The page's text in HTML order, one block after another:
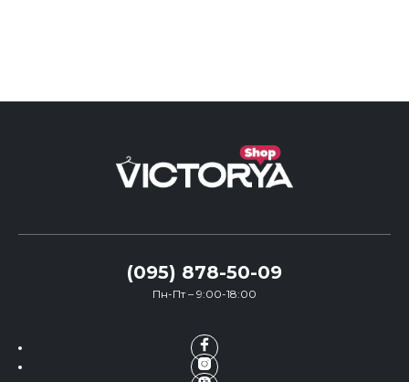
(095) 878-50-09
Пн-Пт – 9:00-18:00